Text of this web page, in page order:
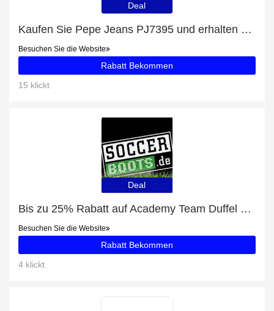
Deal
Kaufen Sie Pepe Jeans PJ7395 und erhalten Sie 10% Rabatt
Besuchen Sie die Website
Rabatt Bekommen
15 klickt
Deal
Bis zu 25% Rabatt auf Academy Team Duffel Tasche Large (657) + zusätzliche 87-Rabatte
Besuchen Sie die Website
Rabatt Bekommen
4 klickt